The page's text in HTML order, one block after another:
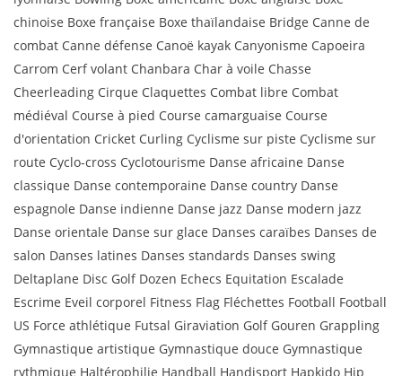
chinoise Boxe française Boxe thaïlandaise Bridge Canne de
combat Canne défense Canoë kayak Canyonisme Capoeira
Carrom Cerf volant Chanbara Char à voile Chasse
Cheerleading Cirque Claquettes Combat libre Combat
médiéval Course à pied Course camarguaise Course
d'orientation Cricket Curling Cyclisme sur piste Cyclisme sur
route Cyclo-cross Cyclotourisme Danse africaine Danse
classique Danse contemporaine Danse country Danse
espagnole Danse indienne Danse jazz Danse modern jazz
Danse orientale Danse sur glace Danses caraïbes Danses de
salon Danses latines Danses standards Danses swing
Deltaplane Disc Golf Dozen Echecs Equitation Escalade
Escrime Eveil corporel Fitness Flag Fléchettes Football Football
US Force athlétique Futsal Giraviation Golf Gouren Grappling
Gymnastique artistique Gymnastique douce Gymnastique
rythmique Haltérophilie Handball Handisport Hapkido Hip